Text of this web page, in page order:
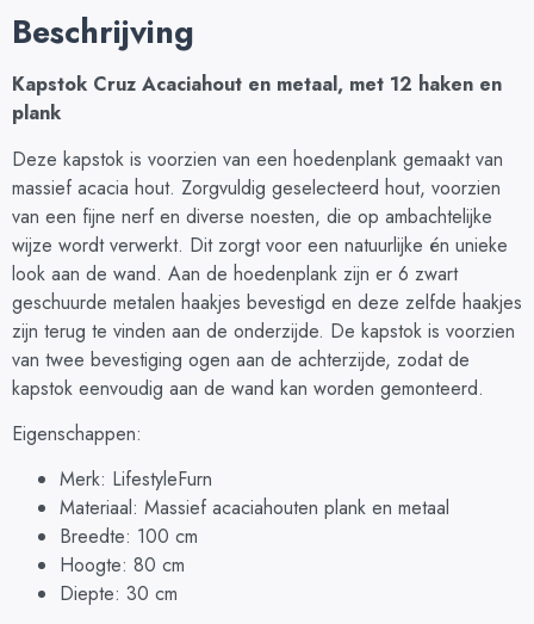
Beschrijving
Kapstok Cruz Acaciahout en metaal, met 12 haken en
plank
Deze kapstok is voorzien van een hoedenplank gemaakt van
massief acacia hout. Zorgvuldig geselecteerd hout, voorzien
van een fijne nerf en diverse noesten, die op ambachtelijke
wijze wordt verwerkt. Dit zorgt voor een natuurlijke én unieke
look aan de wand. Aan de hoedenplank zijn er 6 zwart
geschuurde metalen haakjes bevestigd en deze zelfde haakjes
zijn terug te vinden aan de onderzijde. De kapstok is voorzien
van twee bevestiging ogen aan de achterzijde, zodat de
kapstok eenvoudig aan de wand kan worden gemonteerd.
Eigenschappen:
Merk: LifestyleFurn
Materiaal: Massief acaciahouten plank en metaal
Breedte: 100 cm
Hoogte: 80 cm
Diepte: 30 cm